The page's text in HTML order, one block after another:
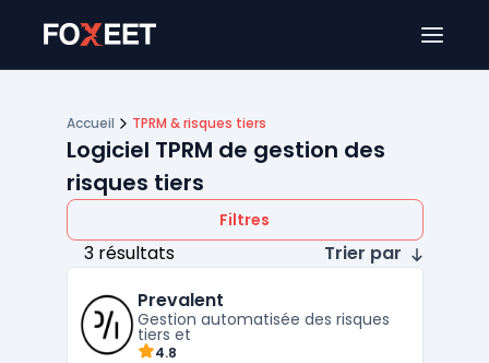
Accueil TPRM & risques tiers
Logiciel TPRM de gestion des
risques tiers
Filtres
3 résultats
Trier par
Prevalent
Gestion automatisée des risques
tiers et
4.8